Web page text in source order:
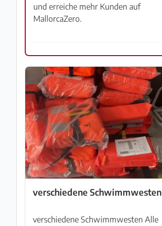
und erreiche mehr Kunden auf
MallorcaZero.
verschiedene Schwimmwesten
verschiedene Schwimmwesten Alle